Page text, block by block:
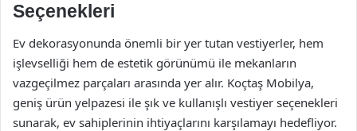
Seçenekleri
Ev dekorasyonunda önemli bir yer tutan vestiyerler, hem
işlevselliği hem de estetik görünümü ile mekanların
vazgeçilmez parçaları arasında yer alır. Koçtaş Mobilya,
geniş ürün yelpazesi ile şık ve kullanışlı vestiyer seçenekleri
sunarak, ev sahiplerinin ihtiyaçlarını karşılamayı hedefliyor.